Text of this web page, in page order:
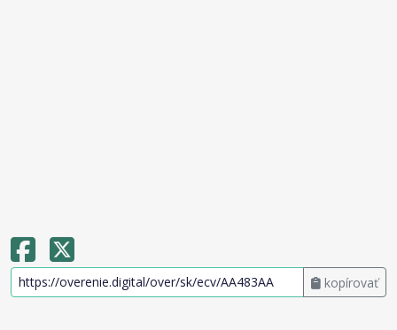
kopírovať